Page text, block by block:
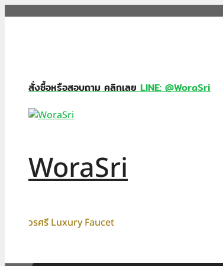
สั่งซื้อหรือสอบถาม คลิกเลยLINE: @WoraSri
WoraSri
วรศรี Luxury Faucet